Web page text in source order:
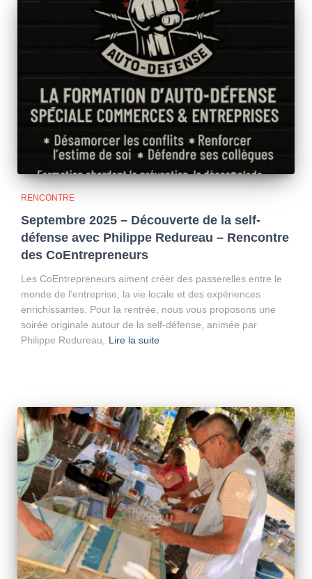
RENCONTRE
Septembre 2025 – Découverte de la self-
défense avec Philippe Redureau – Rencontre
des CoEntrepreneurs
Les CoEntrepreneurs aiment créer des passerelles entre le
monde de l’entreprise, la vie locale et des expériences
enrichissantes. Pour la rentrée, nous vous proposons une
soirée originale autour de la self-défense, animée par
Philippe Redureau,
Lire la suite